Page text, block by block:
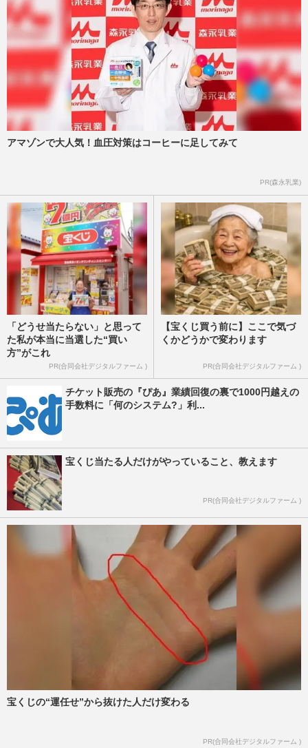
アマゾンで大人気！血圧対策はコーヒーに足してみて
PR(森永乳業)
「どうせ当たらない」と思って
た私が本当に当選した“買い
方”がこれ
PR(合同会社デジタルファーム )
【宝くじ買う前に】ここで気づ
くかどうかで変わります
PR(合同会社デジタルファーム )
チケット販売の『ぴあ』業績回復の裏で1000円越えの
手数料に「何のシステム?」利...
宝くじ当たる人だけがやっていること、教えます
PR(合同会社デジタルファーム )
宝くじの“運任せ”から抜けた人だけ変わる
PR(合同会社デジタルファーム )